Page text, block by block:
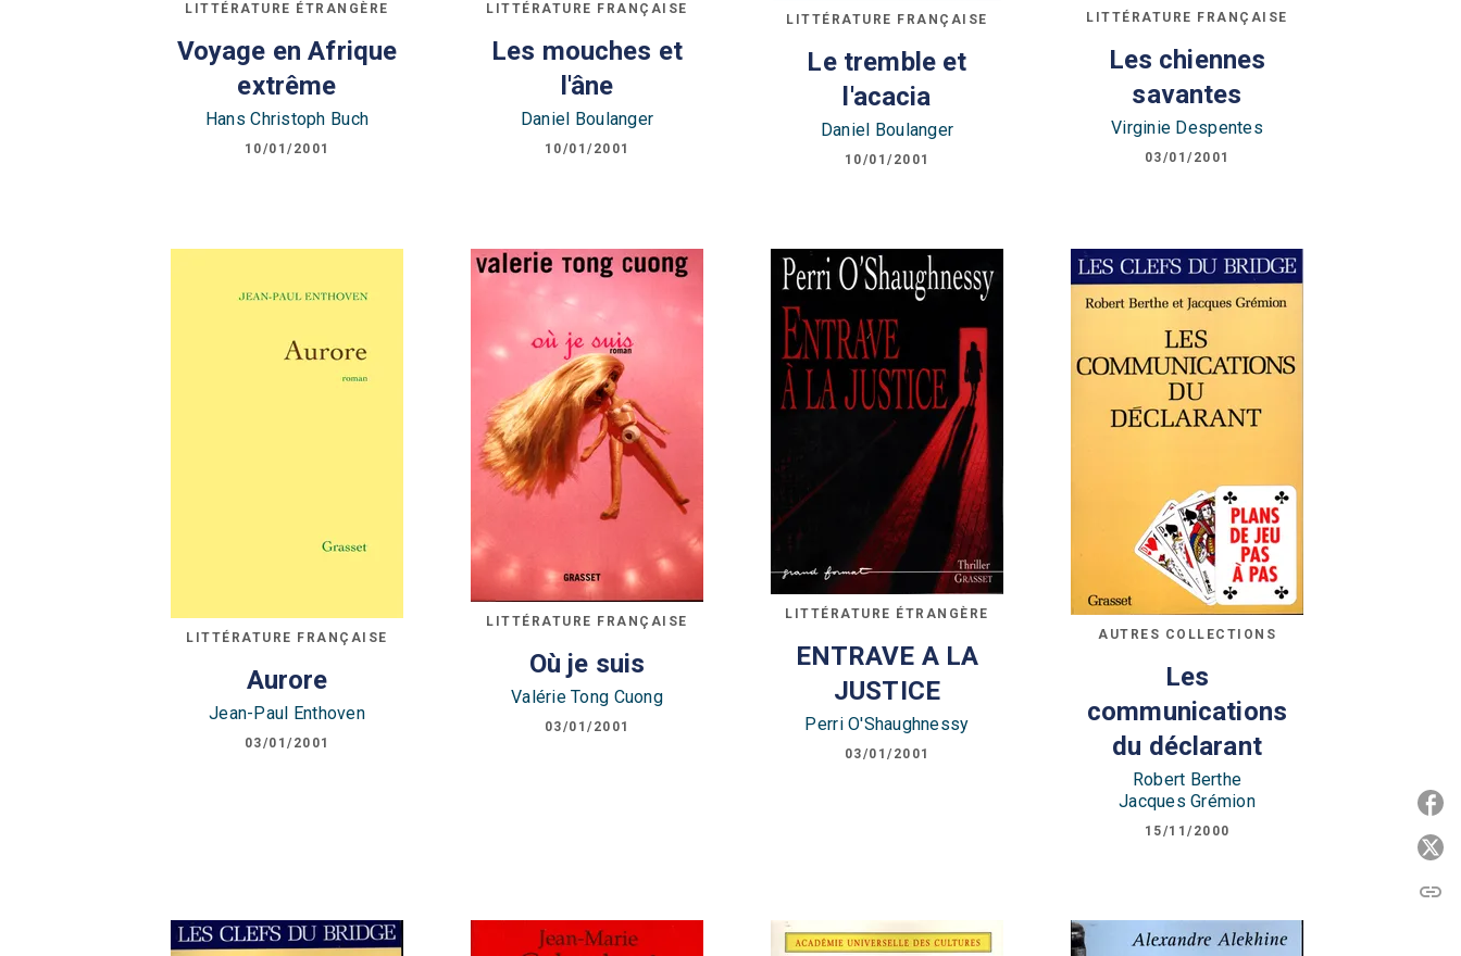
LITTÉRATURE ÉTRANGÈRE
Voyage en Afrique
extrême
Hans Christoph Buch
10/01/2001
LITTÉRATURE FRANÇAISE
Les mouches et
l'âne
Daniel Boulanger
10/01/2001
LITTÉRATURE FRANÇAISE
Le tremble et
l'acacia
Daniel Boulanger
10/01/2001
LITTÉRATURE FRANÇAISE
Les chiennes
savantes
Virginie Despentes
03/01/2001
LITTÉRATURE FRANÇAISE
Aurore
Jean-Paul Enthoven
03/01/2001
LITTÉRATURE FRANÇAISE
Où je suis
Valérie Tong Cuong
03/01/2001
LITTÉRATURE ÉTRANGÈRE
ENTRAVE A LA
JUSTICE
Perri O'Shaughnessy
03/01/2001
AUTRES COLLECTIONS
Les
communications
du déclarant
Robert Berthe
Jacques Grémion
15/11/2000
link